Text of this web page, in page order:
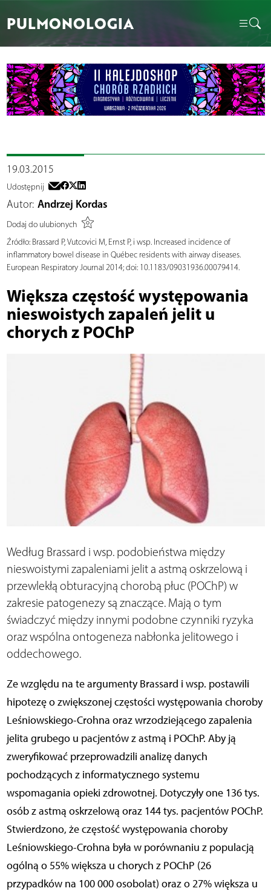
PULMONOLOGIA
19.03.2015
Udostępnij
Autor: Andrzej Kordas
Dodaj do ulubionych
Źródło:Brassard P, Vutcovici M, Ernst P, i wsp. Increased incidence of
inflammatory bowel disease in Québec residents with airway diseases.
European Respiratory Journal 2014; doi: 10.1183/09031936.00079414.
Większa częstość występowania
nieswoistych zapaleń jelit u
chorych z POChP
Według Brassard i wsp. podobieństwa między
nieswoistymi zapaleniami jelit a astmą oskrzelową i
przewlekłą obturacyjną chorobą płuc (POChP) w
zakresie patogenezy są znaczące. Mają o tym
świadczyć między innymi podobne czynniki ryzyka
oraz wspólna ontogeneza nabłonka jelitowego i
oddechowego.
Ze względu na te argumenty Brassard i wsp. postawili
hipotezę o zwiększonej częstości występowania choroby
Leśniowskiego-Crohna oraz wrzodziejącego zapalenia
jelita grubego u pacjentów z astmą i POChP. Aby ją
zweryfikować przeprowadzili analizę danych
pochodzących z informatycznego systemu
wspomagania opieki zdrowotnej. Dotyczyły one 136 tys.
osób z astmą oskrzelową oraz 144 tys. pacjentów POChP.
Stwierdzono, że częstość występowania choroby
Leśniowskiego-Crohna była w porównaniu z populacją
ogólną o 55% większa u chorych z POChP (26
przypadków na 100 000 osobolat) oraz o 27% większa u